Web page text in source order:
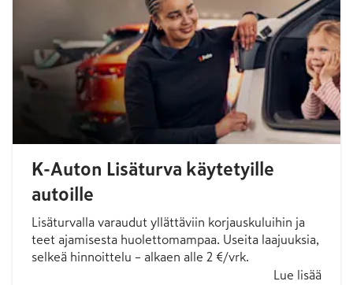
K-Auton Lisäturva käytetyille
autoille
Lisäturvalla varaudut yllättäviin korjauskuluihin ja
teet ajamisesta huolettomampaa. Useita laajuuksia,
selkeä hinnoittelu – alkaen alle 2 €/vrk.
Lue lisää